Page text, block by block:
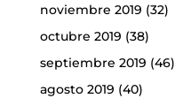
noviembre 2019 (32)
octubre 2019 (38)
septiembre 2019 (46)
agosto 2019 (40)